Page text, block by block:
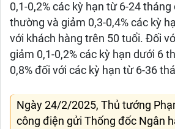
0,1-0,2% các kỳ hạn từ 6-24
thường và giảm 0,3-0,4% các kỳ
với khách hàng trên 50 tuổi. Đối
giảm 0,1-0,2% các kỳ hạn dưới 6
0,8% đối với các kỳ hạn từ 6-36
Ngày 24/2/2025, Thủ tướng
công điện gửi Thống đốc Ngân